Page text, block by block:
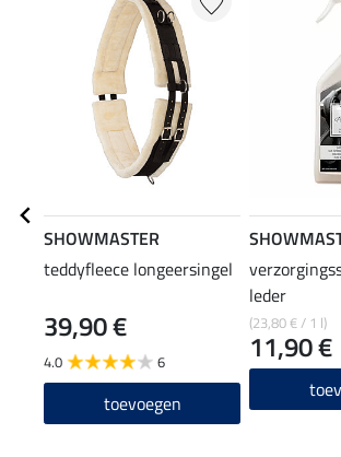
SHOWMASTER
teddyfleece longeersingel
39,90 €
4.0 6
toevoegen
leder
(23,80 € / 1 l)
11,90 €